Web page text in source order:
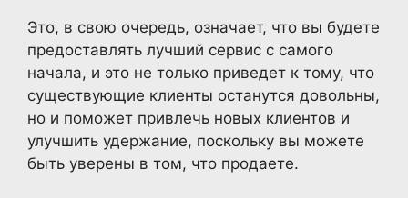
Это, в свою очередь, означает, что вы будете
предоставлять лучший сервис с самого
начала, и это не только приведет к тому, что
существующие клиенты останутся довольны,
но и поможет привлечь новых клиентов и
улучшить удержание, поскольку вы можете
быть уверены в том, что продаете.